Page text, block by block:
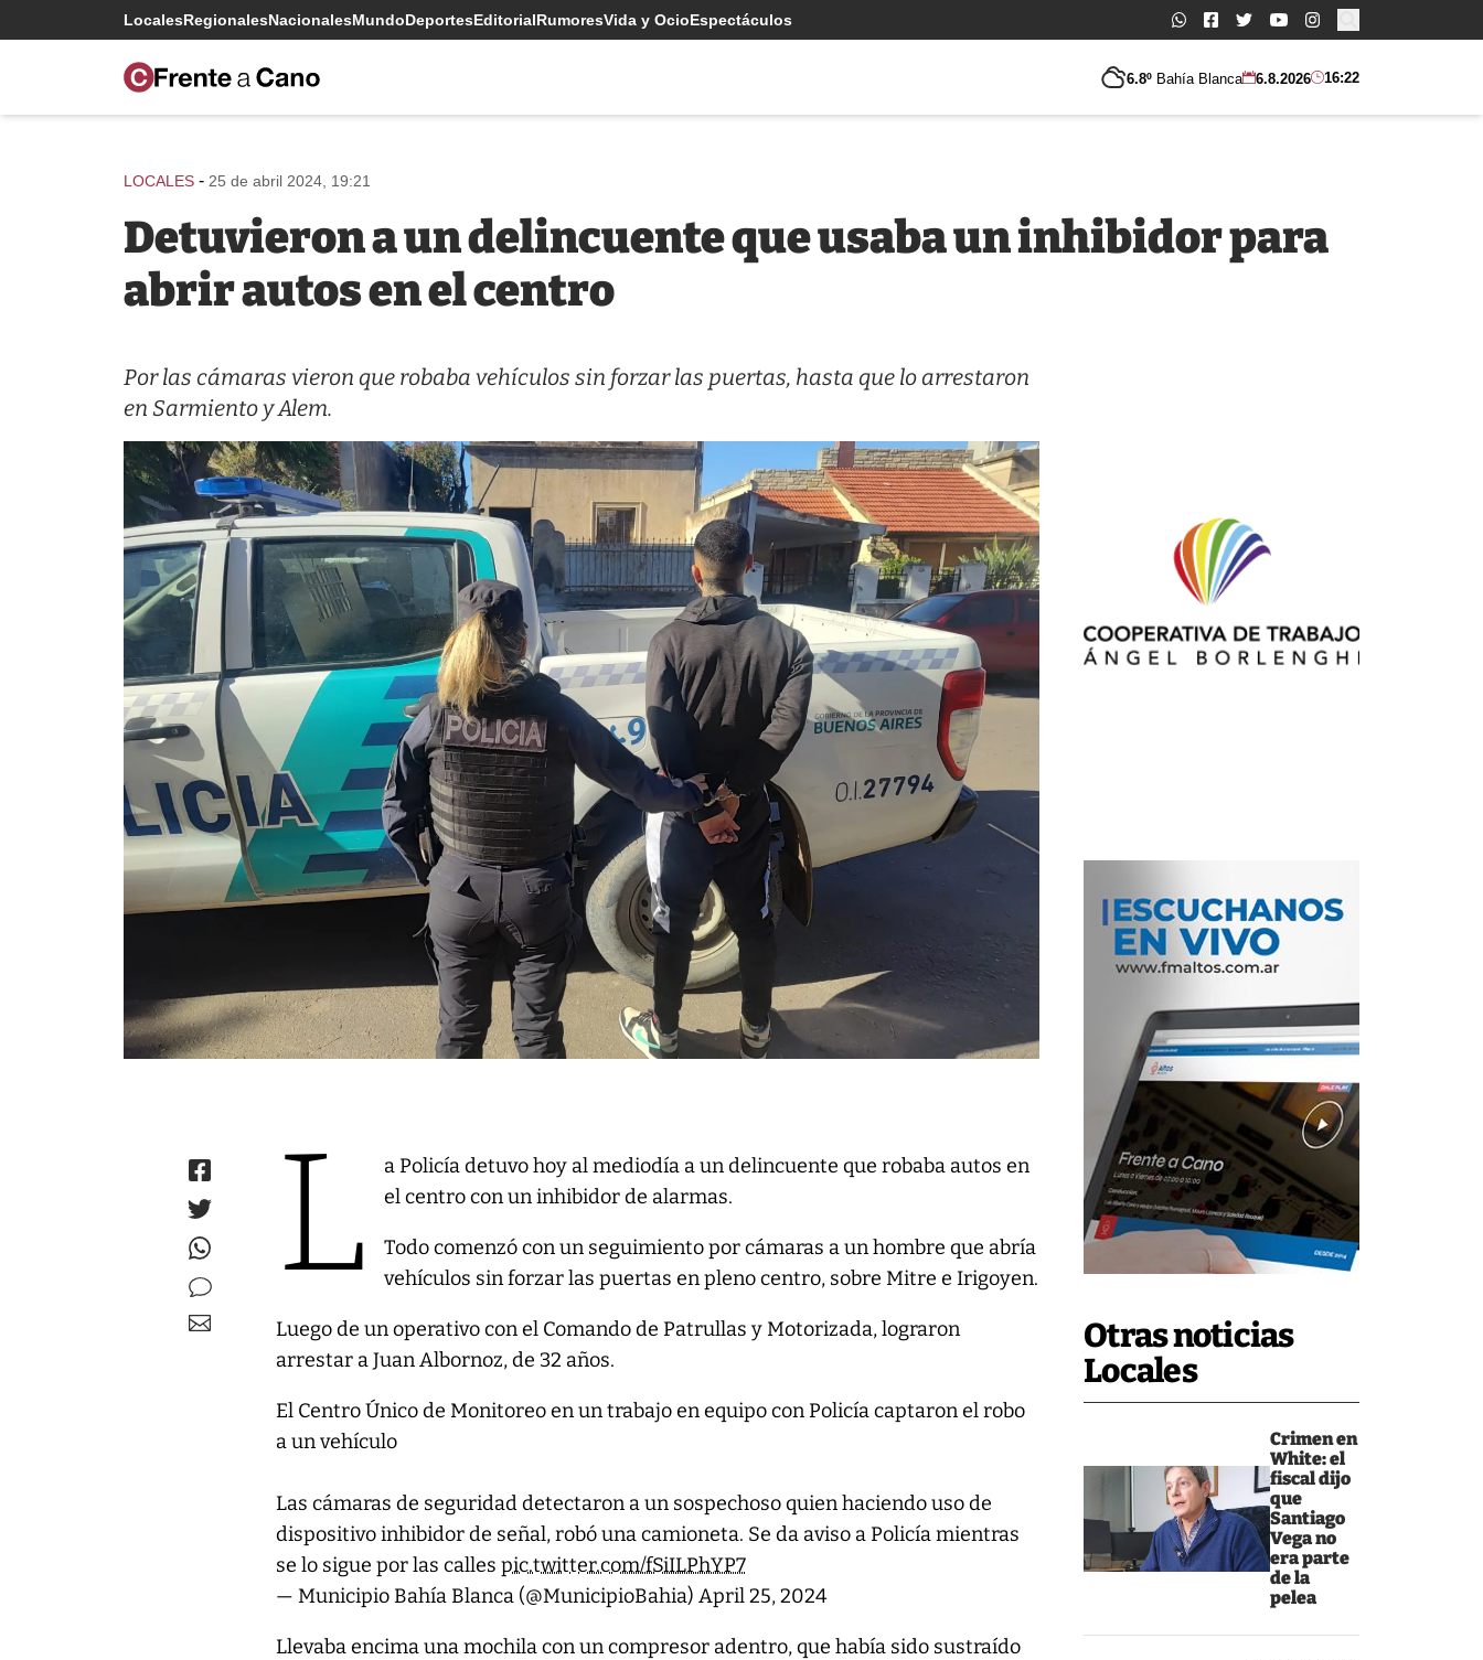
LocalesRegionalesNacionalesMundoDeportesEditorialRumoresVida y OcioEspectáculos Buscar:
6.8º Bahía Blanca 6.8.2026 16:22
Otras noticias
Locales
Crimen en
White: el
fiscal dijo
que
Santiago
Vega no
era parte
de la
pelea
LOCALES - 25 de abril 2024, 19:21
Detuvieron a un delincuente que usaba un inhibidor para
abrir autos en el centro
Por las cámaras vieron que robaba vehículos sin forzar las puertas, hasta que lo arrestaron
en Sarmiento y Alem.
L
a Policía detuvo hoy al mediodía a un delincuente que robaba autos en
el centro con un inhibidor de alarmas.
Todo comenzó con un seguimiento por cámaras a un hombre que abría
vehículos sin forzar las puertas en pleno centro, sobre Mitre e Irigoyen.
Luego de un operativo con el Comando de Patrullas y Motorizada, lograron
arrestar a Juan Albornoz, de 32 años.
El Centro Único de Monitoreo en un trabajo en equipo con Policía captaron el robo
a un vehículo
Las cámaras de seguridad detectaron a un sospechoso quien haciendo uso de
dispositivo inhibidor de señal, robó una camioneta. Se da aviso a Policía mientras
se lo sigue por las callespic.twitter.com/fSiILPhYP7
— Municipio Bahía Blanca (@MunicipioBahia)April 25, 2024
Llevaba encima una mochila con un compresor adentro, que había sido sustraído